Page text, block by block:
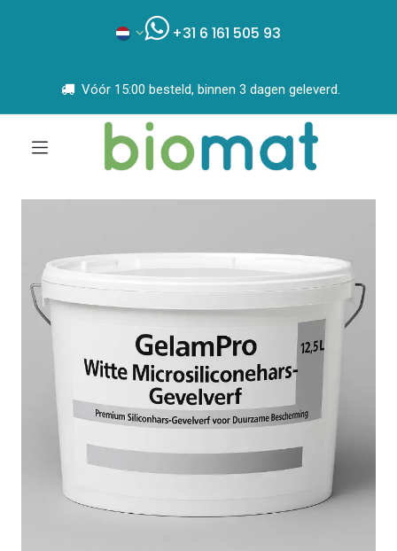
+31 6 161 505 93
Vóór 15:00 besteld, binnen 3 dagen geleverd.